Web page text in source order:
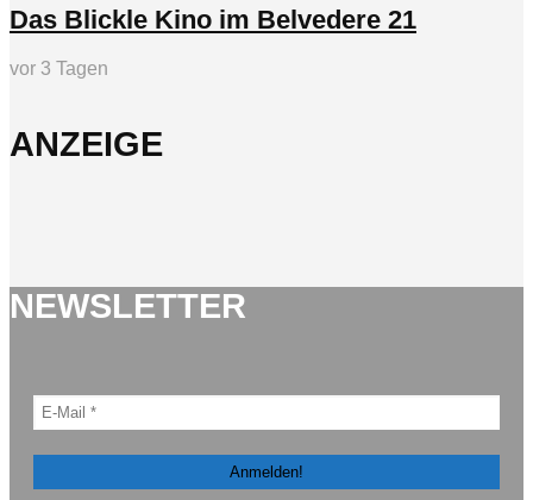
Das Blickle Kino im Belvedere 21
vor 3 Tagen
ANZEIGE
NEWSLETTER